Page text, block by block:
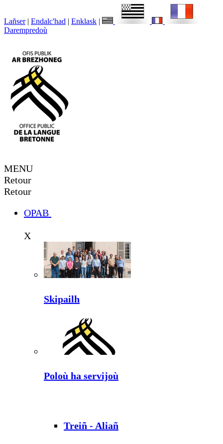
Lañser | Endalc'had | Enklask |
Darempredoù
MENU
Retour
Retour
OPAB
X
Skipailh
Poloù ha servijoù
Treiñ - Aliañ